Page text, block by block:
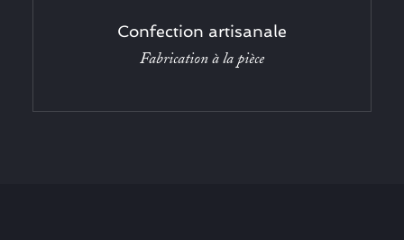
Confection artisanale
Fabrication à la pièce